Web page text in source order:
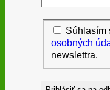
Súhlasím
osobných
newslettra.